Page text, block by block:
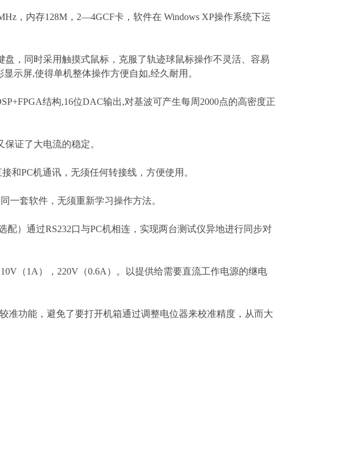
，内存128M，2—4GCF卡，软件在 Windows XP操作系统下运
，同时采用触摸式鼠标，克服了轨迹球鼠标操作不灵活、容易
示屏,使得单机整体操作方便自如,经久耐用。
结构,16位DAC输出,对基波可产生每周2000点的高密度正
证了大电流的稳定。
和PC机通讯，无须任何转接线，方便使用。
一套软件，无须重新学习操作方法。
配）通过RS232口与PC机相连，实现两台测试仪异地进行同步对
（1A），220V（0.6A）。以提供给需要直流工作电源的继电
准功能，避免了要打开机箱通过调整电位器来校准精度，从而大